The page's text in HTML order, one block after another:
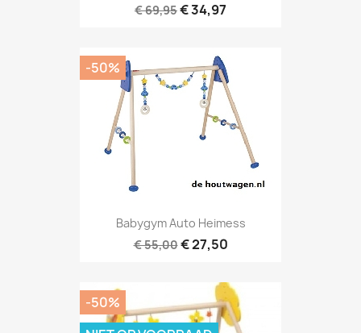
€ 69,95€ 34,97
Babygym Auto Heimess
€ 55,00€ 27,50
-50%
-50%